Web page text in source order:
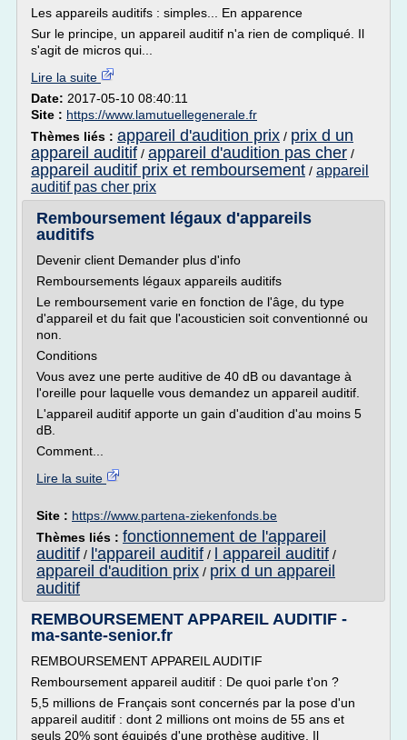
Les appareils auditifs : simples... En apparence
Sur le principe, un appareil auditif n'a rien de compliqué. Il
s'agit de micros qui...
Lire la suite
Date: 2017-05-10 08:40:11
Site : https://www.lamutuellegenerale.fr
Thèmes liés : appareil d'audition prix / prix d un
appareil auditif / appareil d'audition pas cher /
appareil auditif prix et remboursement / appareil
auditif pas cher prix
Remboursement légaux d'appareils
auditifs
Devenir client Demander plus d'info
Remboursements légaux appareils auditifs
Le remboursement varie en fonction de l'âge, du type
d'appareil et du fait que l'acousticien soit conventionné ou
non.
Conditions
Vous avez une perte auditive de 40 dB ou davantage à
l'oreille pour laquelle vous demandez un appareil auditif.
L'appareil auditif apporte un gain d'audition d'au moins 5
dB.
Comment...
Lire la suite
Site : https://www.partena-ziekenfonds.be
Thèmes liés : fonctionnement de l'appareil
auditif / l'appareil auditif / l appareil auditif /
appareil d'audition prix / prix d un appareil
auditif
REMBOURSEMENT APPAREIL AUDITIF -
ma-sante-senior.fr
REMBOURSEMENT APPAREIL AUDITIF
Remboursement appareil auditif : De quoi parle t'on ?
5,5 millions de Français sont concernés par la pose d'un
appareil auditif : dont 2 millions ont moins de 55 ans et
seuls 20% sont équipés d'une prothèse auditive. Il